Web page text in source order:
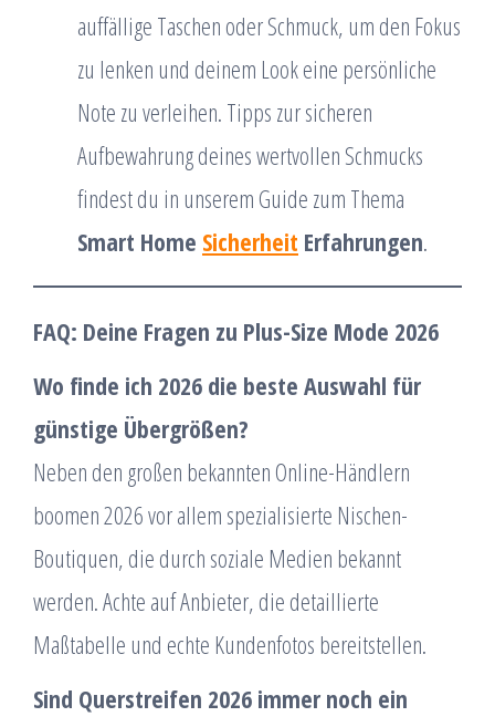
auffällige Taschen oder Schmuck, um den Fokus
zu lenken und deinem Look eine persönliche
Note zu verleihen. Tipps zur sicheren
Aufbewahrung deines wertvollen Schmucks
findest du in unserem Guide zum Thema
Smart Home Sicherheit Erfahrungen.
FAQ: Deine Fragen zu Plus-Size Mode 2026
Wo finde ich 2026 die beste Auswahl für
günstige Übergrößen?
Neben den großen bekannten Online-Händlern
boomen 2026 vor allem spezialisierte Nischen-
Boutiquen, die durch soziale Medien bekannt
werden. Achte auf Anbieter, die detaillierte
Maßtabelle und echte Kundenfotos bereitstellen.
Sind Querstreifen 2026 immer noch ein